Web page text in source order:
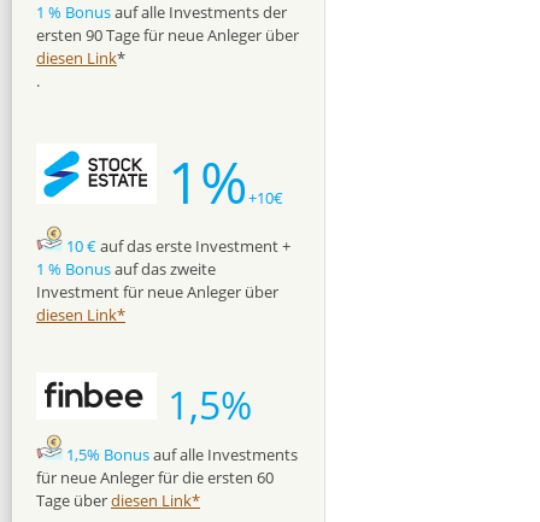
1 % Bonusauf alle Investments der
ersten 90 Tage für neue Anleger über
diesen Link*
.
1%+10€
10 €auf das erste Investment +
1 % Bonusauf das zweite
Investment für neue Anleger über
diesen Link*
1,5%
1,5% Bonusauf alle Investments
für neue Anleger für die ersten 60
Tage überdiesen Link*